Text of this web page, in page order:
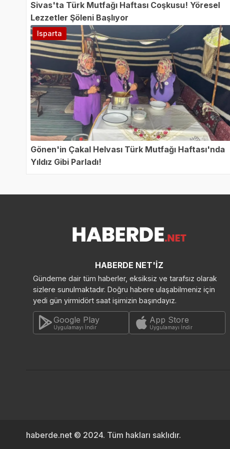
Sivas'ta Türk Mutfağı Haftası Coşkusu! Yöresel
Lezzetler Şöleni Başlıyor
Gönen'in Çakal Helvası Türk Mutfağı Haftası'nda
Yıldız Gibi Parladı!
Isparta
HABERDE NET'İZ
Gündeme dair tüm haberler, eksiksiz ve tarafsız olarak
sizlere sunulmaktadır. Doğru habere ulaşabilmeniz için
yedi gün yirmidört saat işimizin başındayız.
Google Play
Uygulamayı İndir
App Store
Uygulamayı İndir
haberde.net © 2024. Tüm hakları saklıdır.